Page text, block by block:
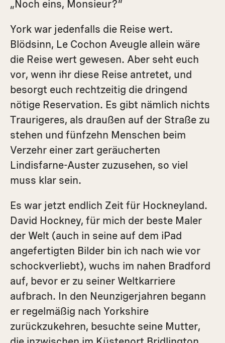
„Noch eins, Monsieur?“
York war jedenfalls die Reise wert.
Blödsinn, Le ­Cochon Aveugle allein wäre
die Reise wert gewesen. Aber seht euch
vor, wenn ihr diese Reise antretet, und
besorgt euch rechtzeitig die dringend
nötige Reservation. Es gibt nämlich nichts
Traurigeres, als draußen auf der Straße zu
stehen und fünfzehn Menschen beim
Verzehr einer zart geräucherten
Lindisfarne-Auster ­zuzusehen, so viel
muss klar sein.
Es war jetzt endlich Zeit für Hockneyland.
David Hockney, für mich der beste Maler
der Welt (auch in seine auf dem iPad
angefertigten Bilder bin ich nach wie vor
schockverliebt), wuchs im nahen Bradford
auf, bevor er zu seiner Weltkarriere
aufbrach. In den Neunzigerjahren begann
er regelmäßig nach Yorkshire
zurückzukehren, besuchte seine Mutter,